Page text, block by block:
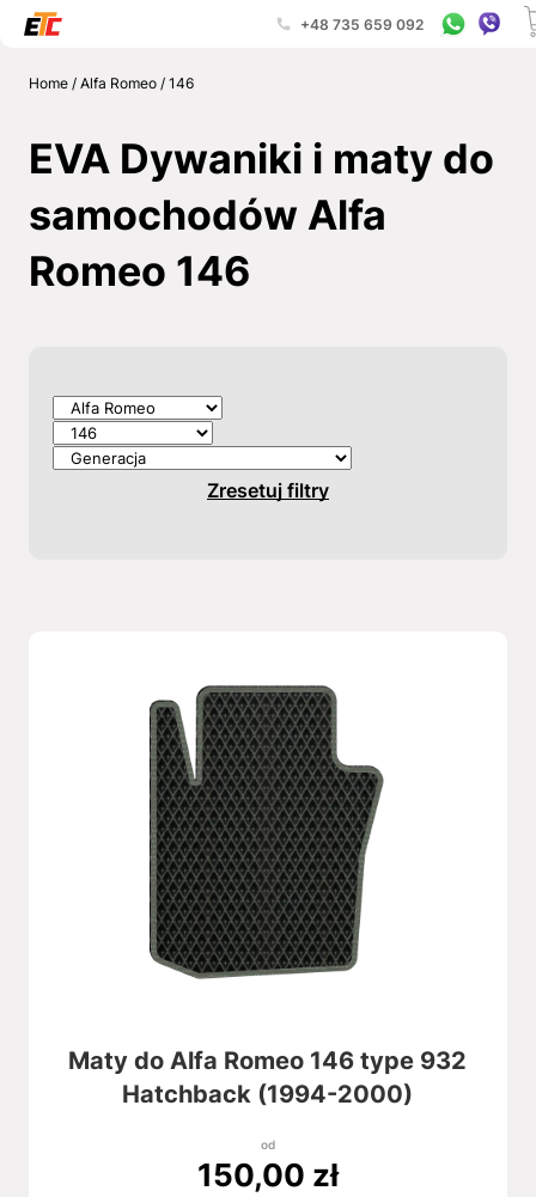
+48 735 659 092
Home/ Alfa Romeo/ 146
EVA Dywaniki i maty do
samochodów Alfa
Romeo 146
Zresetuj filtry
Maty do Alfa Romeo 146 type 932
Hatchback (1994-2000)
od
150,00 zł